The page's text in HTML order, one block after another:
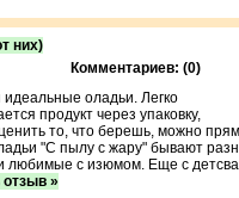
них)
Комментариев: (0)
идеальные оладьи. Легко
продукт через упаковку,
то, что берешь, можно
"С пылу с жару" бывают
любимые с изюмом. Еще с
отзыв »